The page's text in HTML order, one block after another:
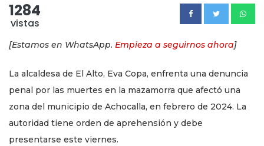
1284
vistas
[Estamos en WhatsApp. Empieza a seguirnos ahora]
La alcaldesa de El Alto, Eva Copa, enfrenta una denuncia
penal por las muertes en la mazamorra que afectó una
zona del municipio de Achocalla, en febrero de 2024. La
autoridad tiene orden de aprehensión y debe
presentarse este viernes.